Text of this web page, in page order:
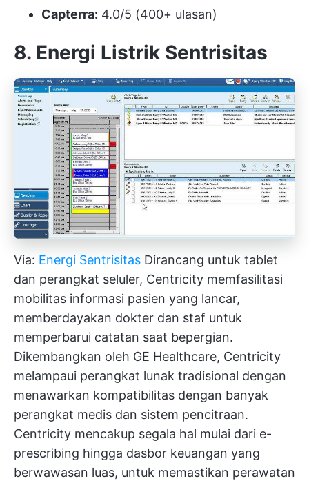
Capterra: 4.0/5 (400+ ulasan)
8. Energi Listrik Sentrisitas
Via: Energi Sentrisitas Dirancang untuk tablet
dan perangkat seluler, Centricity memfasilitasi
mobilitas informasi pasien yang lancar,
memberdayakan dokter dan staf untuk
memperbarui catatan saat bepergian.
Dikembangkan oleh GE Healthcare, Centricity
melampaui perangkat lunak tradisional dengan
menawarkan kompatibilitas dengan banyak
perangkat medis dan sistem pencitraan.
Centricity mencakup segala hal mulai dari e-
prescribing hingga dasbor keuangan yang
berwawasan luas, untuk memastikan perawatan